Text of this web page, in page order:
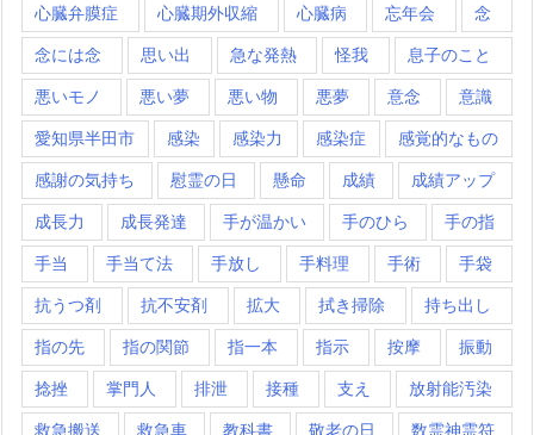
心臓弁膜症 心臓期外収縮 心臓病 忘年会 念
念には念 思い出 急な発熱 怪我 息子のこと
悪いモノ 悪い夢 悪い物 悪夢 意念 意識
愛知県半田市 感染 感染力 感染症 感覚的なもの
感謝の気持ち 慰霊の日 懸命 成績 成績アップ
成長力 成長発達 手が温かい 手のひら 手の指
手当 手当て法 手放し 手料理 手術 手袋
抗うつ剤 抗不安剤 拡大 拭き掃除 持ち出し
指の先 指の関節 指一本 指示 按摩 振動
捻挫 掌門人 排泄 接種 支え 放射能汚染
救急搬送 救急車 教科書 敬老の日 数霊神霊符